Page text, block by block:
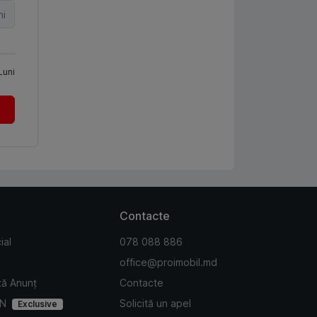
Anunț
Exclusive
Contacte
078 088 886
office@proimobil.md
Contacte
Solicită un apel